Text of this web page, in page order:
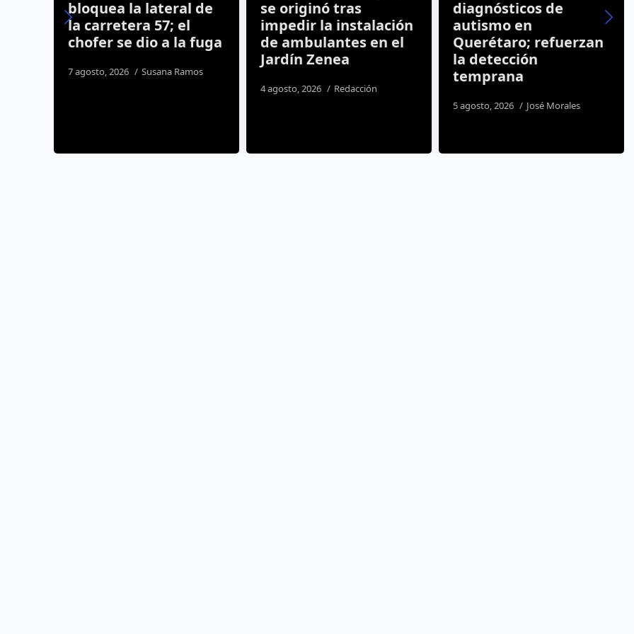
bloquea la lateral de
la carretera 57; el
chofer se dio a la fuga
7 agosto, 2026 Susana Ramos
se originó tras
impedir la instalación
de ambulantes en el
Jardín Zenea
4 agosto, 2026 Redacción
diagnósticos de
autismo en
Querétaro; refuerzan
la detección
temprana
5 agosto, 2026 José Morales